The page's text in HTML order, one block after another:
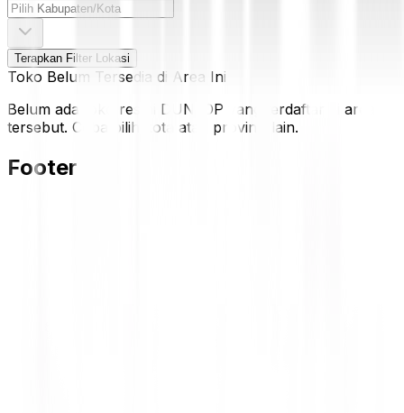
Terapkan Filter Lokasi
Toko Belum Tersedia di Area Ini
Belum ada toko resmi DUNLOP yang terdaftar di area
tersebut. Coba pilih kota atau provinsi lain.
Footer